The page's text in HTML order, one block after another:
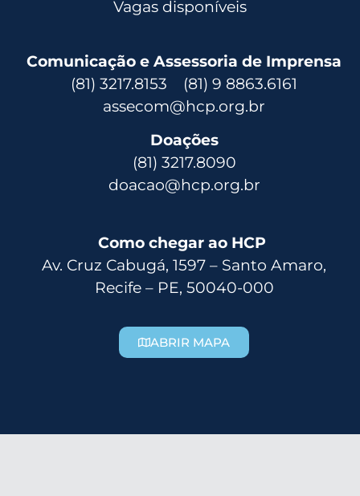
Vagas disponíveis
Comunicação e Assessoria de Imprensa
(81) 3217.8153 (81) 9 8863.6161
assecom@hcp.org.br
Doações
(81) 3217.8090
doacao@hcp.org.br
Como chegar ao HCP
Av. Cruz Cabugá, 1597 – Santo Amaro,
Recife – PE, 50040-000
ABRIR MAPA